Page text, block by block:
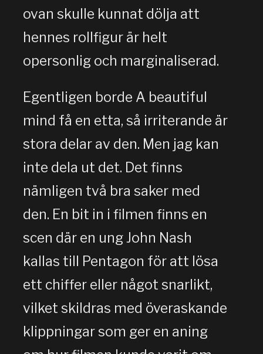
ovan skulle kunnat dölja att
hennes rollfigur är helt
opersonlig och marginaliserad.
Egentligen borde A beautiful
mind få en etta, så irriterande är
stora delar av den. Men jag kan
inte dela ut det. Det finns
nämligen två bra saker med
den. En bit in i filmen finns en
scen där en ung John Nash
kallas till Pentagon för att lösa
ett chiffer eller något snarlikt,
vilket skildras med överaskande
klippningar som ger en aning